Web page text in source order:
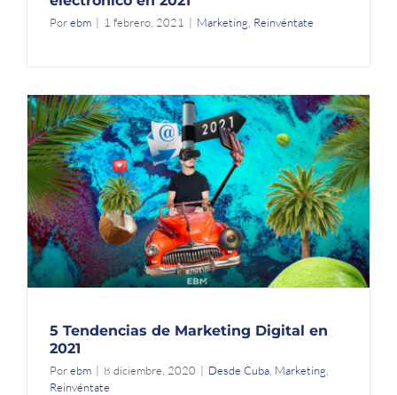
Porebm | 1 febrero, 2021 | Marketing Reinvéntate
5 Tendencias de Marketing Digital en
2021
Porebm | 8 diciembre, 2020 | Desde Cuba Marketing
Reinvéntate